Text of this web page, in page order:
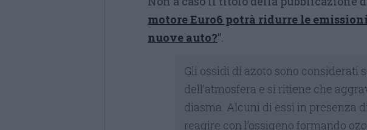
motore Euro6 potrà ridurre le
nuove auto?”.
Gli ossidi di azoto sono considerati
dell’atmosfera e si ritiene che
diasma. Alcuni di essi in presenza
reagire con l’ossigeno formando